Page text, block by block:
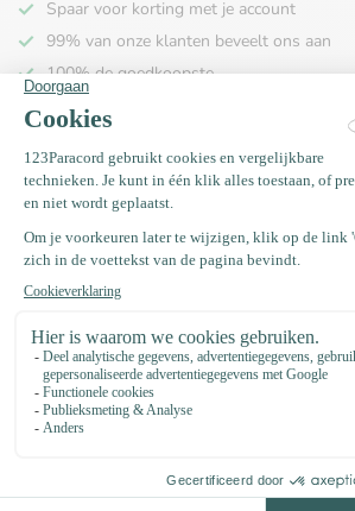
Spaar voor korting met je account
99% van onze klanten beveelt ons aan
100% de goedkoopste
Gratis verzending binnen NL vanaf € 65,00!
Productomschrijving
Specificaties
Recent bekeken